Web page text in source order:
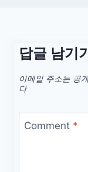
답글 남기기
이메일 주소는 공
다
Comment *